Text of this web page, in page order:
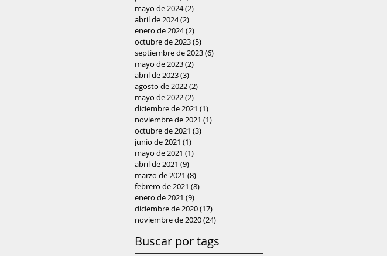
mayo de 2024(2)
abril de 2024(2)
enero de 2024(2)
octubre de 2023(5)
septiembre de 2023(6)
mayo de 2023(2)
abril de 2023(3)
agosto de 2022(2)
mayo de 2022(2)
diciembre de 2021 (1)
noviembre de 2021 (1)
octubre de 2021 (3)
junio de 2021 (1)
mayo de 2021 (1)
abril de 2021 (9)
marzo de 2021 (8)
febrero de 2021 (8)
enero de 2021 (9)
diciembre de 2020(17)
noviembre de 2020(24)
Buscar por tags